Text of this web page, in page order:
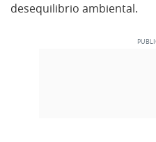
desequilibrio ambiental.